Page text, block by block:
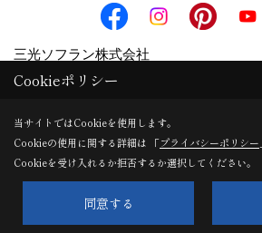
三光ソフラン株式会社
〒331-0812
TEL：
0120-150-770/ 048-661-7733
FAX：048-661-7710
Cookieポリシー
当サイトではCookieを使用します。
Cookieの使用に関する詳細は 「プライバシーポリシー
Cookieを受け入れるか拒否するか選択してください。
同意する